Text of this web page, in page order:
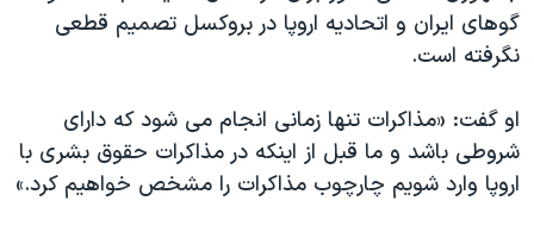
گوهای ایران و اتحادیه اروپا در بروکسل تصمیم قطعی
نگرفته است.
او گفت: «مذاکرات تنها زمانی انجام می شود که دارای
شروطی باشد و ما قبل از اینکه در مذاکرات حقوق بشری با
اروپا وارد شویم چارچوب مذاکرات را مشخص خواهیم کرد.»